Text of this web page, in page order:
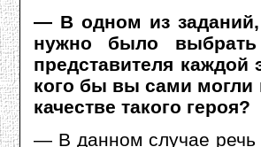
— В одном из заданий,
нужно было выбрать
представителя
кого бы вы сами могли
качестве такого героя?
— В данном случае